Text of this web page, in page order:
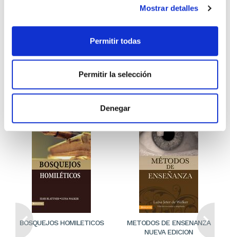
Mostrar detalles
Permitir todas
Permitir la selección
Denegar
Stock:-
9,49€
Stock:-
Otros títulos del autor
BOSQUEJOS HOMILETICOS
METODOS DE ENSENANZA
NUEVA EDICION